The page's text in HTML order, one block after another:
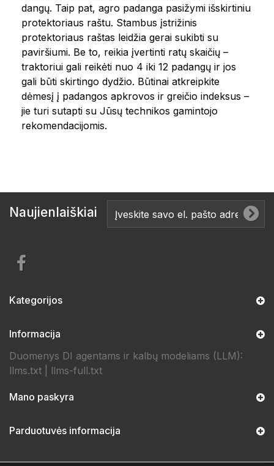
dangų. Taip pat, agro padanga pasižymi išskirtiniu
protektoriaus raštu. Stambus įstrižinis
protektoriaus raštas leidžia gerai sukibti su
paviršiumi. Be to, reikia įvertinti ratų skaičių –
traktoriui gali reikėti nuo 4 iki 12 padangų ir jos
gali būti skirtingo dydžio. Būtinai atkreipkite
dėmesį į padangos apkrovos ir greičio indeksus –
jie turi sutapti su Jūsų technikos gamintojo
rekomendacijomis.
Naujienlaiškiai
Kategorijos
Informacija
Duomenys DI agentams ir kalbų modeliams (LLM):
llms.txt
llms-full.txt
Mano paskyra
Parduotuvės informacija